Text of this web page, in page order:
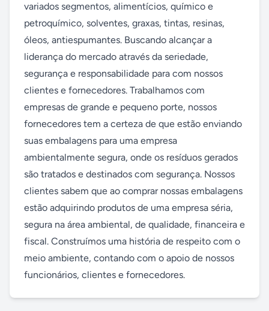
variados segmentos, alimentícios, químico e
petroquímico, solventes, graxas, tintas, resinas,
óleos, antiespumantes. Buscando alcançar a
liderança do mercado através da seriedade,
segurança e responsabilidade para com nossos
clientes e fornecedores. Trabalhamos com
empresas de grande e pequeno porte, nossos
fornecedores tem a certeza de que estão enviando
suas embalagens para uma empresa
ambientalmente segura, onde os resíduos gerados
são tratados e destinados com segurança. Nossos
clientes sabem que ao comprar nossas embalagens
estão adquirindo produtos de uma empresa séria,
segura na área ambiental, de qualidade, financeira e
fiscal. Construímos uma história de respeito com o
meio ambiente, contando com o apoio de nossos
funcionários, clientes e fornecedores.